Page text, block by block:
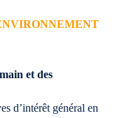
et des
d’intérêt général en